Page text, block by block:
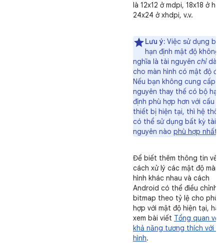
là 12x12 ở mdpi, 18x18 ở
24x24 ở xhdpi, v.v.
Lưu ý: Việc sử dụng bộ
hạn định mật độ không
nghĩa là tài nguyên chỉ
cho màn hình có mật độ đó.
Nếu bạn không cung cấp
nguyên thay thế có bộ hạn
định phù hợp hơn với cấu
thiết bị hiện tại, thì hệ
có thể sử dụng bất kỳ tài
nguyên nào phù hợp nhất
Để biết thêm thông tin về
cách xử lý các mật độ màn
hình khác nhau và cách
Android có thể điều chỉnh
bitmap theo tỷ lệ cho phù
hợp với mật độ hiện tại, hãy
xem bài viết Tổng quan về
khả năng tương thích với
hình.